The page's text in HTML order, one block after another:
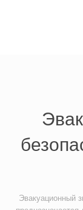
Эвакуационный